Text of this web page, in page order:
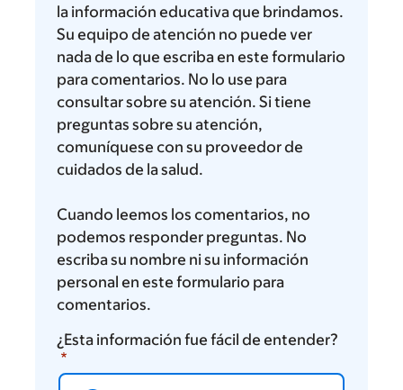
la información educativa que brindamos.
Su equipo de atención no puede ver
nada de lo que escriba en este formulario
para comentarios. No lo use para
consultar sobre su atención. Si tiene
preguntas sobre su atención,
comuníquese con su proveedor de
cuidados de la salud.
Cuando leemos los comentarios, no
podemos responder preguntas. No
escriba su nombre ni su información
personal en este formulario para
comentarios.
¿Esta información fue fácil de entender?